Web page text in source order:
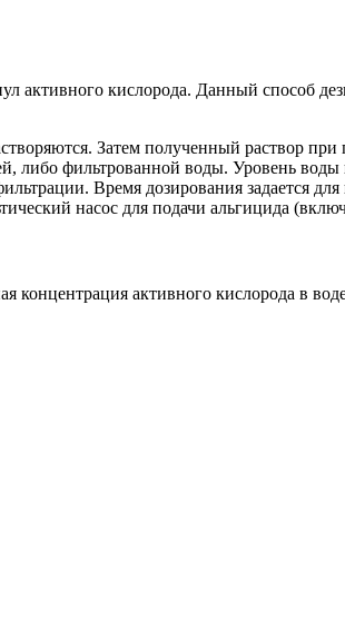
активного кислорода. Данный способ
Затем полученный раствор
либо фильтрованной воды. Уровень
Время дозирования задается
насос для подачи альгицида
концентрация активного кислорода в